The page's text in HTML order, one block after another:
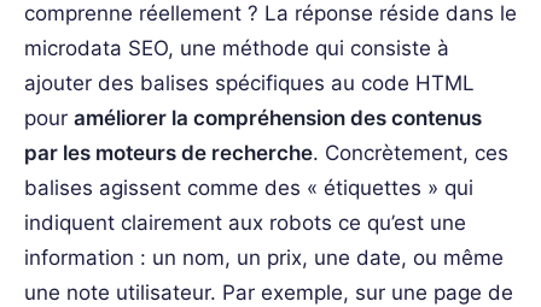
comprenne réellement ? La réponse réside dans le
microdata SEO, une méthode qui consiste à
ajouter des balises spécifiques au code HTML
pour améliorer la compréhension des contenus
par les moteurs de recherche. Concrètement, ces
balises agissent comme des « étiquettes » qui
indiquent clairement aux robots ce qu’est une
information : un nom, un prix, une date, ou même
une note utilisateur. Par exemple, sur une page de